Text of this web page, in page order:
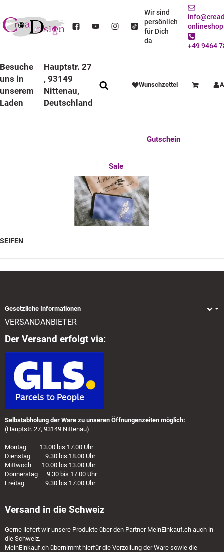
Wir sind
persönlich
für Dich
da
+49 9464
Besuche
uns in
unserem
Laden
Hauptstr. 27
, 93149
Nittenau,
Deutschland
Wunschzettel Warenkorb
Gutschein
Sale
Badezimmer
SEIFEN
Gesetzliche Informationen
VERSANDANBIETER
Der Versand erfolgt via:
Selbstabholung der Ware zu unseren Öffnungenzeiten möglich:
(Hauptstr. 27, 93149 Nittenau)
Montag 13.00 bis 17.00 Uhr
Dienstag 9.30 bis 18.00 Uhr
Mittwoch 10.00 bis 13.00 Uhr
Donnerstag 9.30 bis 17.00 Uhr
Freitag 9.30 bis 17.00 Uhr
Versand in die Schweiz
Gerne liefert wir unsere Produkte über den Partner MeinEinkauf.ch auch in
die Schweiz.
MeinEinkauf.ch übernimmt hierfür die Verzollung der Ware sowie die